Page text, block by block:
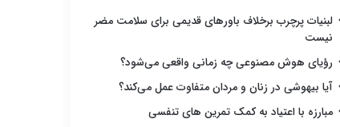
لبنیات پرچرب برخلاف باورهای قدیمی برای سلامت مضر
نیست
رؤیای هوش مصنوعی چه زمانی واقعی می‌شود؟
آیا بیهوشی در زنان و مردان متفاوت عمل می‌کند؟
مبارزه با اعتیاد به کمک تمرین های تنفسی